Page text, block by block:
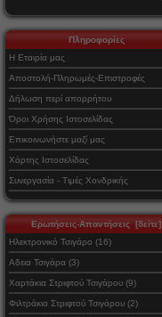
Πληροφορίες
Η Εταιρία μας
Αποστολή-Πληρωμές-Επιστροφές
Δήλωση περί απορρήτου
Όροι Χρήσης Ιστοσελίδας
Επικοινωνήστε μαζί μας
Χάρτης Ιστοσελίδας
Συνεργασία - Τιμές Χονδρικής
Ερωτήσεις-Απαντήσεις [δείτε]
Ηλεκτρονικό Τσιγάρο (16)
Αδεια Τσιγάρα (3)
Χαρτάκια Στριφτού Τσιγάρου (9)
Φιλτράκια Στριφτού Τσιγάρου (2)